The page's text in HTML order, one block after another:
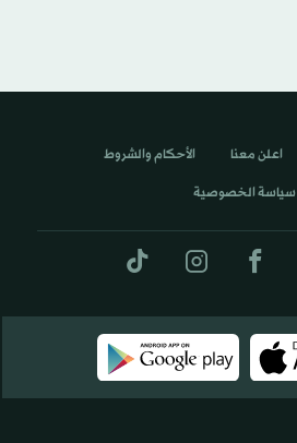
اعلن معنا الأحكام والشروط
سياسة الخصوصية